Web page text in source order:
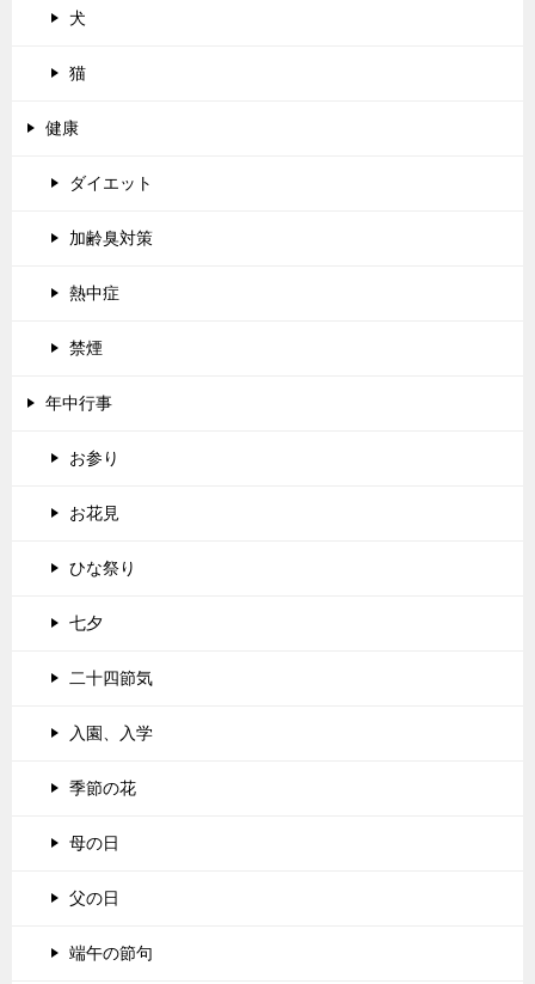
犬
猫
健康
ダイエット
加齢臭対策
熱中症
禁煙
年中行事
お参り
お花見
ひな祭り
七夕
二十四節気
入園、入学
季節の花
母の日
父の日
端午の節句